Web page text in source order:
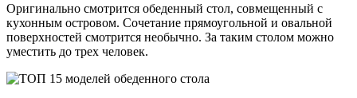
Оригинально смотрится обеденный стол, совмещенный с
кухонным островом. Сочетание прямоугольной и овальной
поверхностей смотрится необычно. За таким столом можно
уместить до трех человек.